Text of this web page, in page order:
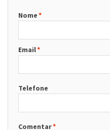
*
Nome
*
Email
Telefone
*
Comentar